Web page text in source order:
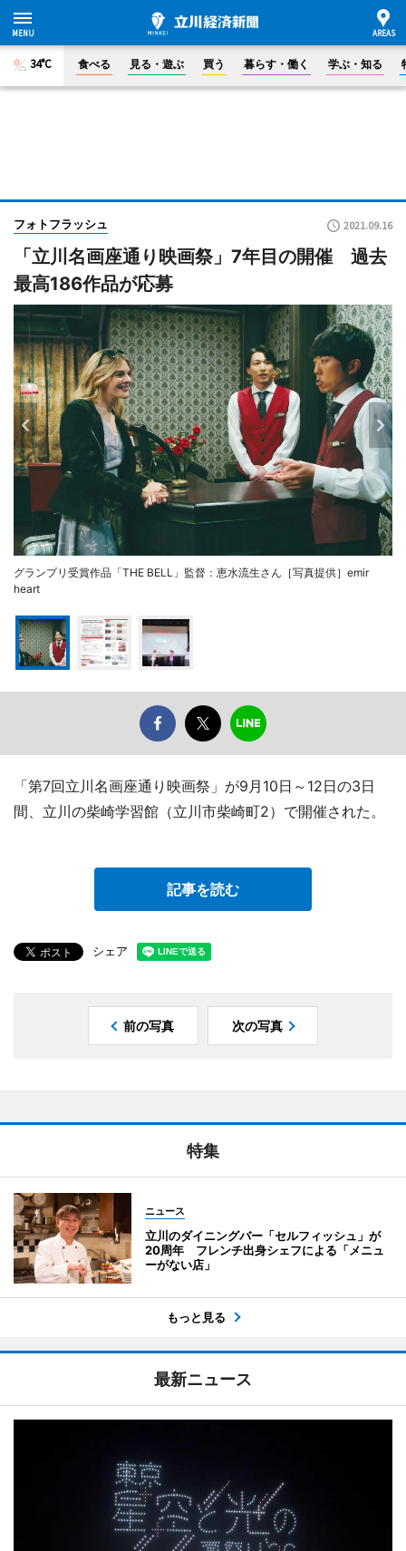
34°C 食べる 見る・遊ぶ 買う 暮らす・働く 学ぶ・知る
フォトフラッシュ 2021.09.16
「立川名画座通り映画祭」7年目の開催 過去
最高186作品が応募
グランプリ受賞作品「THE BELL」監督：恵水流生さん［写真提供］emir
heart
「第7回立川名画座通り映画祭」が9月10日～12日の3日
間、立川の柴崎学習館（立川市柴崎町2）で開催された。
記事を読む
シェア
前の写真 次の写真
特集
ニュース
立川のダイニングバー「セルフィッシュ」が
20周年 フレンチ出身シェフによる「メニュ
ーがない店」
もっと見る
最新ニュース